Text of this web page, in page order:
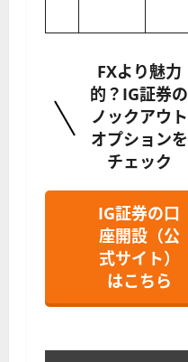
FXより魅力
的？IG証券の
ノックアウト
オプションを
チェック
IG証券の口
座開設（公
式サイト）
はこちら